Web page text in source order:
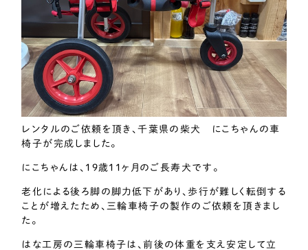
レンタルのご依頼を頂き、千葉県の柴犬 にこちゃんの車
椅子が完成しました。
にこちゃんは、19歳11ヶ月のご長寿犬です。
老化による後ろ脚の脚力低下があり、歩行が難しく転倒する
ことが増えたため、三輪車椅子の製作のご依頼を頂きまし
た。
はな工房の三輪車椅子は、前後の体重を支え安定して立